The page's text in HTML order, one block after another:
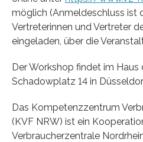
möglich (Anmeldeschluss ist
Vertreterinnen und Vertreter
eingeladen, über die
Der Workshop findet im Haus
Schadowplatz 14 in
Das Kompetenzzentrum
(KVF NRW) ist ein
Verbraucherzentrale